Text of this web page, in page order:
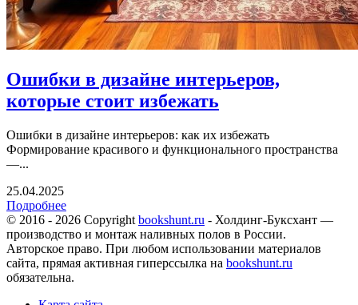
Ошибки в дизайне интерьеров,
которые стоит избежать
Ошибки в дизайне интерьеров: как их избежать
Формирование красивого и функционального пространства
—...
25.04.2025
Подробнее
© 2016 - 2026 Copyright bookshunt.ru - Холдинг-Буксхант —
производство и монтаж наливных полов в России.
Авторское право. При любом использовании материалов
сайта, прямая активная гиперссылка на bookshunt.ru
обязательна.